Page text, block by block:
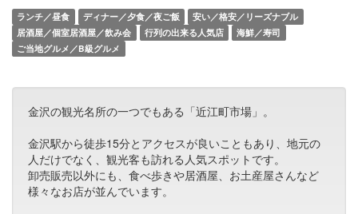
ランチ／昼食 ディナー／夕食／夜ご飯
安い／格安／リーズナブル
居酒屋／個室居酒屋／飲み会
行列の出来る人気店
海鮮／寿司
ご当地グルメ／B級グルメ
金沢の観光名所の一つでもある「近江町市場」。
金沢駅から徒歩15分とアクセスが良いこともあり、地元の
人だけでなく、観光客も訪れる人気スポットです。
卸売販売以外にも、食べ歩きや居酒屋、お土産屋さんなど
様々なお店が並んでいます。